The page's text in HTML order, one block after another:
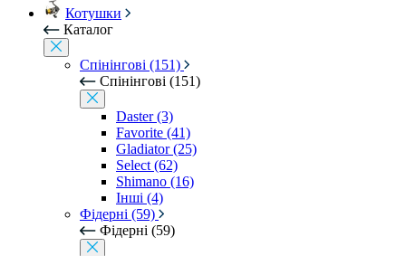
Котушки
Каталог
Спінінгові (151)
Спінінгові (151)
Daster (3)
Favorite (41)
Gladiator (25)
Select (62)
Shimano (16)
Інші (4)
Фідерні (59)
Фідерні (59)